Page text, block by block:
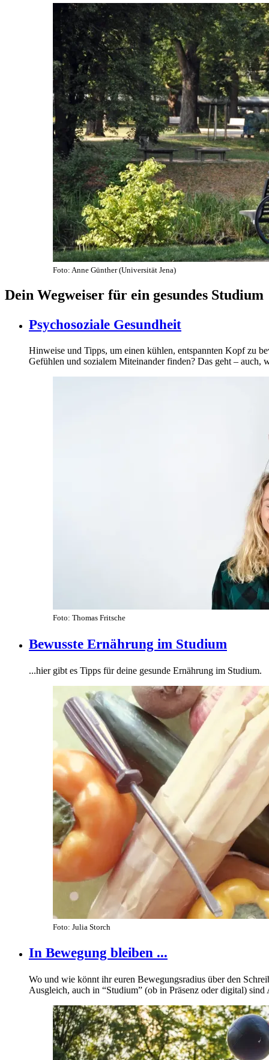
Foto: Anne Günther (Universität Jena)
Dein Wegweiser für ein gesundes Studium
Psychosoziale Gesundheit
Hinweise und Tipps, um einen kühlen, entspannten Kopf zu
Gefühlen und sozialem Miteinander finden? Das geht – auch,
Foto: Thomas Fritsche
Bewusste Ernährung im Studium
...hier gibt es Tipps für deine gesunde Ernährung im Studium.
Foto: Julia Storch
In Bewegung bleiben ...
Wo und wie könnt ihr euren Bewegungsradius über den
Ausgleich, auch in “Studium” (ob in Präsenz oder digital)